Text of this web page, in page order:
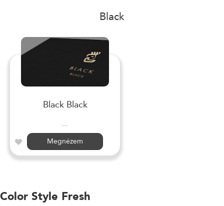
Black
Black Black
...
Megnézem
Color Style Fresh